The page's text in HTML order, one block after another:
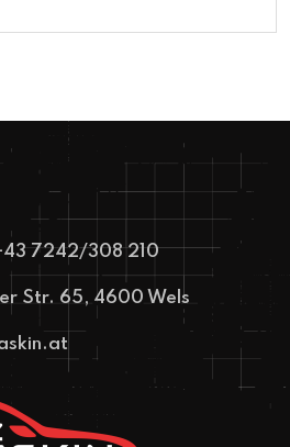
7242/308 210
Str. 65, 4600 Wels